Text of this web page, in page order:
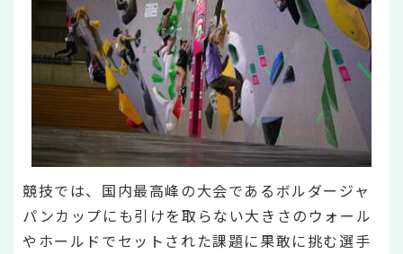
競技では、国内最高峰の大会であるボルダージャ
パンカップにも引けを取らない大きさのウォール
やホールドでセットされた課題に果敢に挑む選手